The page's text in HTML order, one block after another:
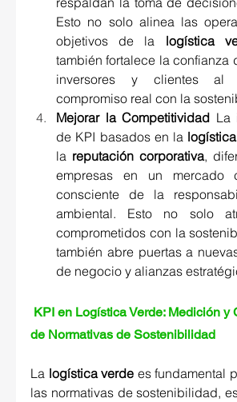
Esto no solo alinea las
objetivos de la logística
también fortalece la confianza
inversores y clientes al
compromiso real con la
Mejorar la Competitividad La
de KPI basados en la
la reputación corporativa,
empresas en un mercado
consciente de la
ambiental. Esto no solo
comprometidos con la
también abre puertas a
de negocio y alianzas
KPI en Logística Verde: Medición y
de Normativas de Sostenibilidad
La logística verde es fundamental
las normativas de sostenibilidad,